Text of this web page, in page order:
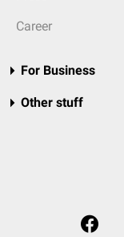
Career
For Business
Other stuff